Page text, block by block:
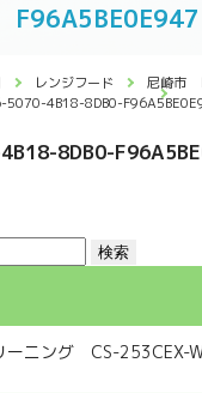
F96A5BE0E947
レンジフード
尼崎市
5070-4B18-8DB0-
8DB0-
ニング CS-253CEX-